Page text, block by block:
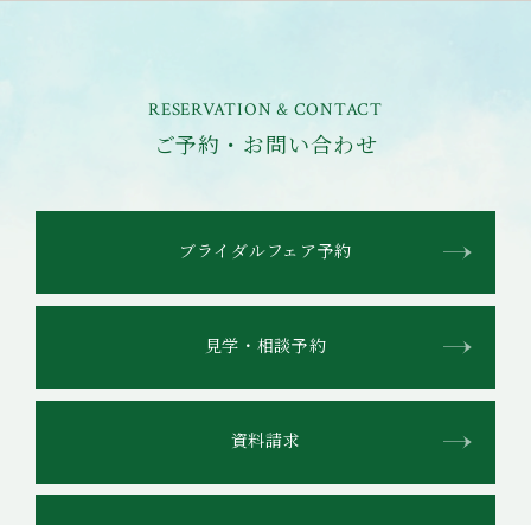
RESERVATION & CONTACT
ご予約・お問い合わせ
ブライダルフェア予約
見学・相談予約
資料請求